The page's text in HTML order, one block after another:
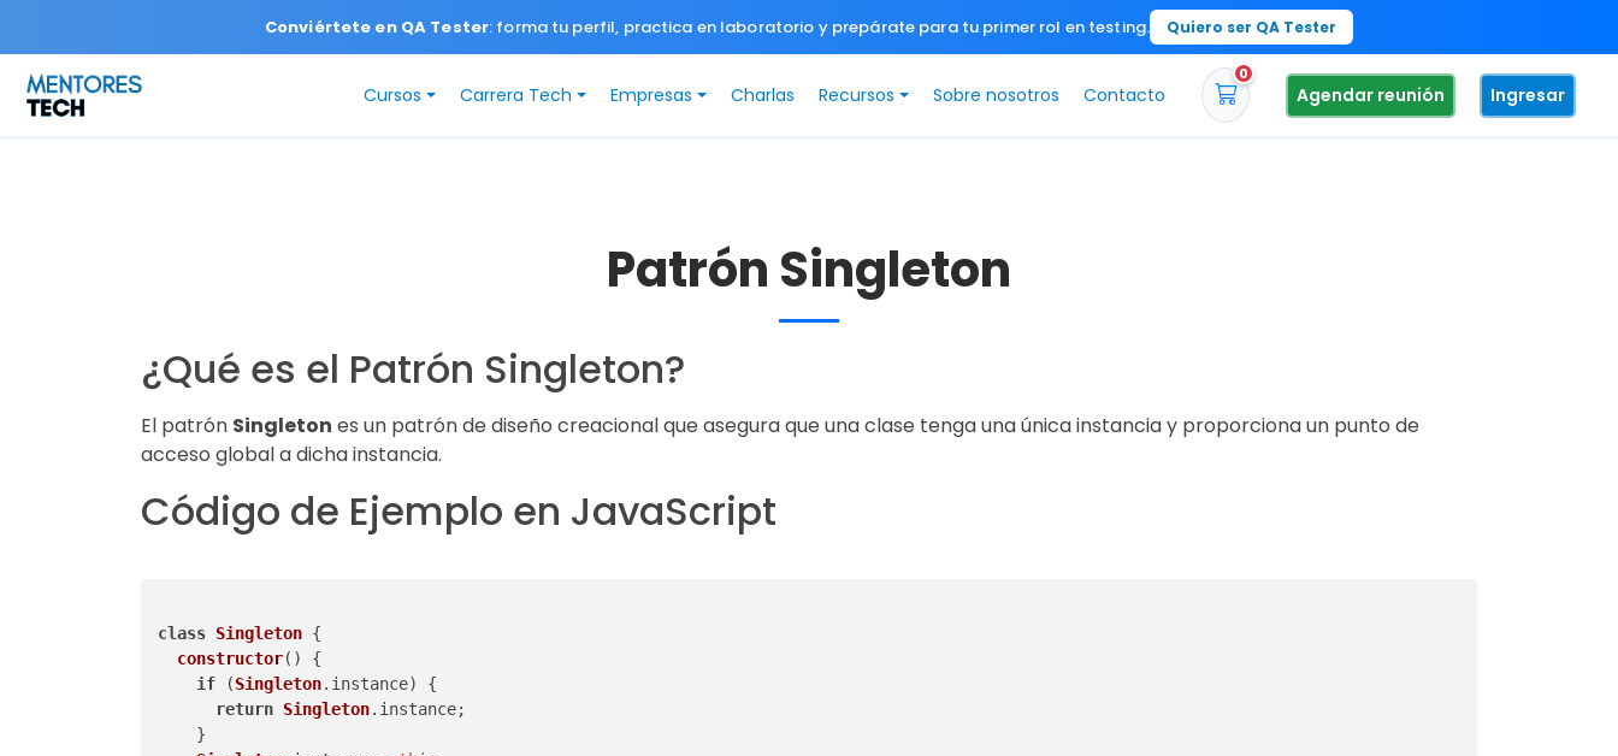
Conviértete en QA Tester: forma tu perfil, practica en laboratorio y prepárate para tu primer rol en testing. Quiero ser QA Tester
Cursos Carrera Tech Empresas Charlas Recursos Sobre nosotros Contacto
0
Agendar reunión Ingresar
Patrón Singleton
¿Qué es el Patrón Singleton?
El patrón Singleton es un patrón de diseño creacional que asegura que una clase tenga una única instancia y proporciona un punto de
acceso global a dicha instancia.
Código de Ejemplo en JavaScript
class Singleton {
constructor( ) {
if (Singleton. instance) {
return Singleton. instance;
    }